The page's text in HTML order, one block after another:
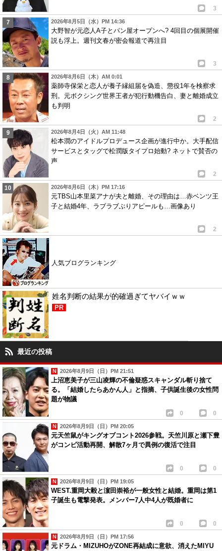
3
2026年8月5日（水）PM 14:36
大野智が元恋人A子とパン屋オープンへ? 4回目の個展開催
説も浮上。週刊文春が密会報道で再注目
3
2026年8月6日（木）AM 0:01
薬師寺保栄と恋人が養子縁組届を偽造、懲役1年を検察求
刑。元ボクシング世界王者が犯行動機告白、妻と離婚成立
も判明
2
2026年8月4日（火）AM 11:48
松本潤のアイドルプロデュース企画が進行中か。大手配信
サービスとタッグで松潤版タイプロ始動? ネットで賛否の
声
2
2026年8月6日（木）PM 17:16
元TBS山本里菜アナが夫と離婚、その理由は…赤ベンツ王
子と結婚4年、ラブラブぶりアピールも…画像あり
2
人気ブログランキング
姓名判断の結果が的確過ぎてヤバイｗｗ
PR
最近の投稿
2026年8月9日（日）PM 21:51
上沼恵美子が三山凌輝の不倫疑惑スキャンダル斬り捨て
る。「結婚したらあかん人」と指摘、子供誕生後の女性問
題が物議
0 0
2026年8月9日（日）PM 20:05
元天竺鼠がキングオブコント2026参戦。天竺川原と瀬下豊
がコンビ活動再開、解散7ヶ月で異例の復活で注目
0 0
2026年8月9日（日）PM 19:05
WEST.重岡大毅と濵田崇裕が一般女性と結婚。重岡は第1
子誕生も電撃発表。メンバー7人中4人が既婚者に
0 0
2026年8月9日（日）PM 17:56
元ドラム・MIZUHOがZONE再結成に意欲、消えたMIYU